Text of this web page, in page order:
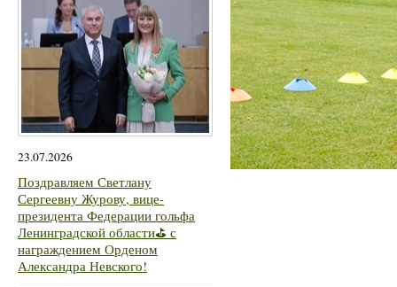
23.07.2026
Поздравляем Светлану
Сергеевну Журову, вице-
президента Федерации гольфа
Ленинградской области⛳ с
награждением Орденом
Александра Невского!